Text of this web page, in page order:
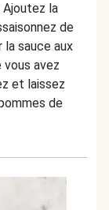
Ajoutez la
de
la sauce aux
vous avez
et laissez
de